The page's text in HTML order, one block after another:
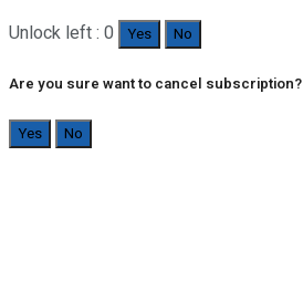
Unlock left : 0 Yes No
Are you sure want to cancel subscription?
Yes No